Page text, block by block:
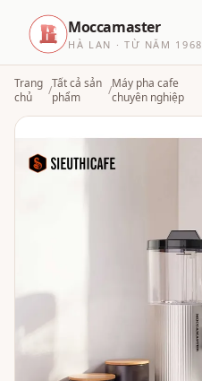
Moccamaster
HÀ LAN · TỪ NĂM 1968
Trang
chủ
/Tất cả sản
phẩm
/Máy pha cafe
chuyên nghiệp